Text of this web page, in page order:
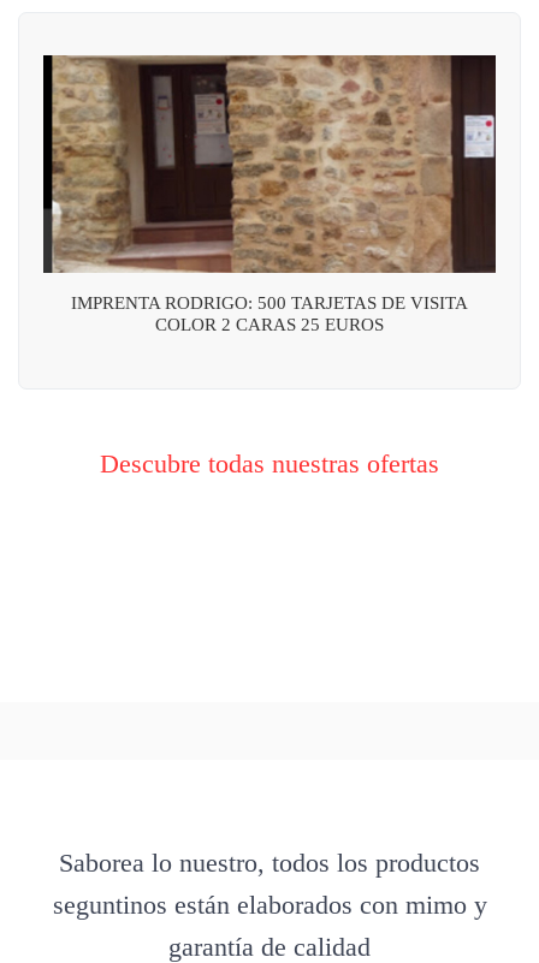
IMPRENTA RODRIGO: 500 TARJETAS DE VISITA
COLOR 2 CARAS 25 EUROS
Descubre todas nuestras ofertas
Saborea lo nuestro, todos los productos
seguntinos están elaborados con mimo y
garantía de calidad